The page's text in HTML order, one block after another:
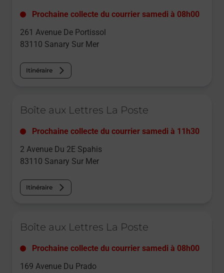
Prochaine collecte du courrier samedi à 08h00
261 Avenue De Portissol
83110 Sanary Sur Mer
Itinéraire
Boîte aux Lettres La Poste
Prochaine collecte du courrier samedi à 11h30
2 Avenue Du 2E Spahis
83110 Sanary Sur Mer
Itinéraire
Boîte aux Lettres La Poste
Prochaine collecte du courrier samedi à 08h00
169 Avenue Du Prado